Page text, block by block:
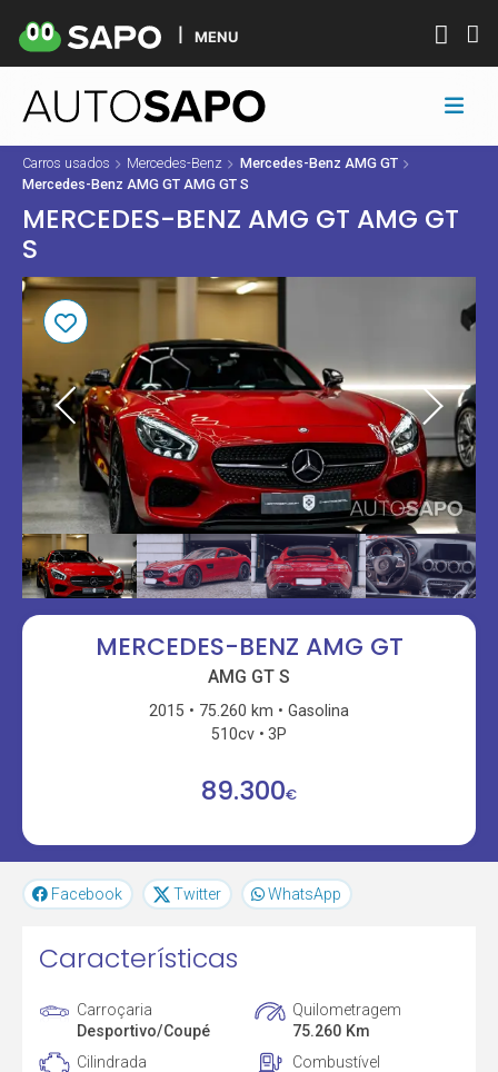
MENU
Carros usados Mercedes-Benz
Mercedes-Benz AMG GT
Mercedes-Benz AMG GT AMG GT S
MERCEDES-BENZ AMG GT AMG GT
S
MERCEDES-BENZ AMG GT
AMG GT S
2015 75.260 km
Gasolina
510cv
3P
89.300€
Facebook Twitter WhatsApp
Características
Carroçaria
Desportivo/Coupé
Quilometragem
75.260 Km
Cilindrada
Combustível